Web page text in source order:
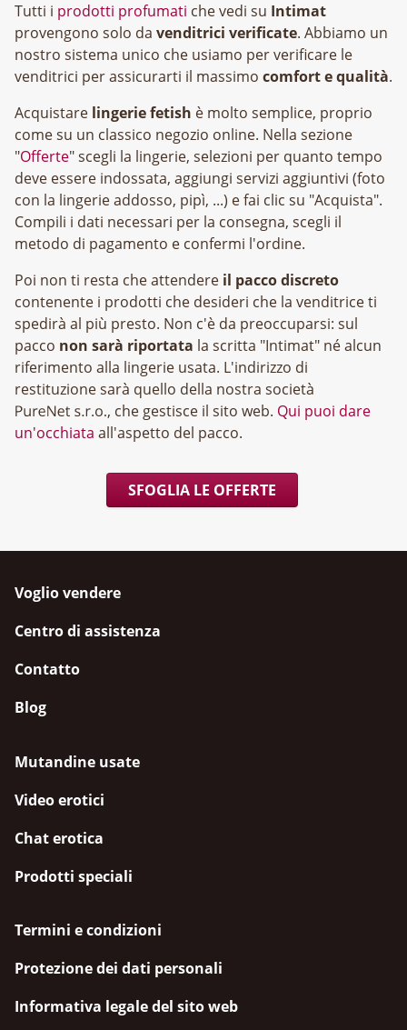
Tutti i prodotti profumati che vedi su Intimat
provengono solo da venditrici verificate. Abbiamo un
nostro sistema unico che usiamo per verificare le
venditrici per assicurarti il massimo comfort e qualità.
Acquistare lingerie fetish è molto semplice, proprio
come su un classico negozio online. Nella sezione
"Offerte" scegli la lingerie, selezioni per quanto tempo
deve essere indossata, aggiungi servizi aggiuntivi (foto
con la lingerie addosso, pipì, ...) e fai clic su "Acquista".
Compili i dati necessari per la consegna, scegli il
metodo di pagamento e confermi l'ordine.
Poi non ti resta che attendere il pacco discreto
contenente i prodotti che desideri che la venditrice ti
spedirà al più presto. Non c'è da preoccuparsi: sul
pacco non sarà riportata la scritta "Intimat" né alcun
riferimento alla lingerie usata. L'indirizzo di
restituzione sarà quello della nostra società
, che gestisce il sito web. Qui puoi dare
un'occhiata all'aspetto del pacco.
SFOGLIA LE OFFERTE
Voglio vendere
Centro di assistenza
Contatto
Blog
Mutandine usate
Video erotici
Chat erotica
Prodotti speciali
Termini e condizioni
Protezione dei dati personali
Informativa legale del sito web